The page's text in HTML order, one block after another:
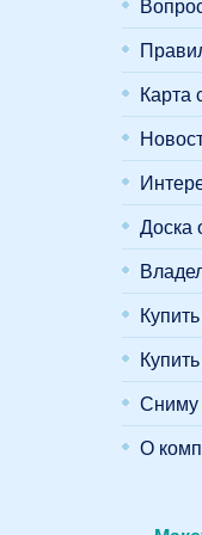
Карта
Доска
Сниму
О